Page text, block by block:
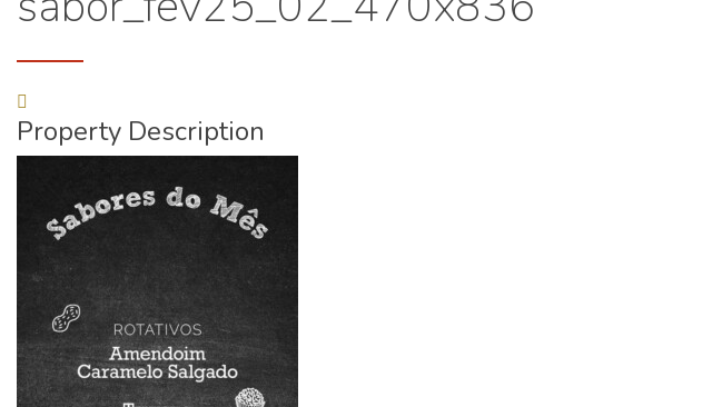
Property Description